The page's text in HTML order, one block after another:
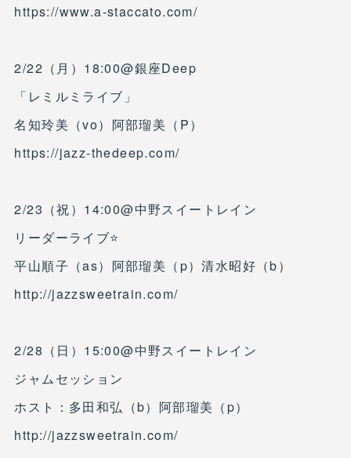
https://www.a-staccato.com/
2/22（月）18:00@銀座Deep
「レミルミライブ」
名知玲美（vo）阿部瑠美（P）
https://jazz-thedeep.com/
2/23（祝）14:00@中野スイートレイン
リーダーライブ⭐️
平山順子（as）阿部瑠美（p）清水昭好（b）
http://jazzsweetrain.com/
2/28（日）15:00@中野スイートレイン
ジャムセッション
ホスト：多田和弘（b）阿部瑠美（p）
http://jazzsweetrain.com/